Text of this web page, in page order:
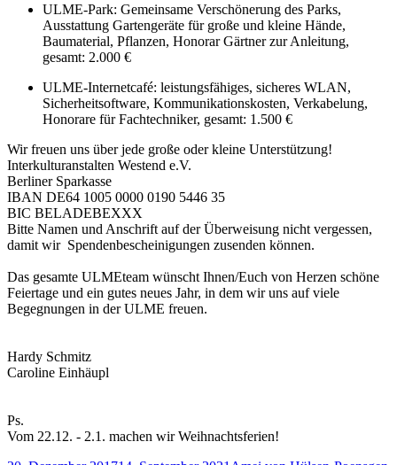
ULME-Park: Gemeinsame Verschönerung des Parks,
Ausstattung Gartengeräte für große und kleine Hände,
Baumaterial, Pflanzen, Honorar Gärtner zur Anleitung,
gesamt: 2.000 €
ULME-Internetcafé: leistungsfähiges, sicheres WLAN,
Sicherheitsoftware, Kommunikationskosten, Verkabelung,
Honorare für Fachtechniker, gesamt: 1.500 €
Wir freuen uns über jede große oder kleine Unterstützung!
Interkulturanstalten Westend e.V.
Berliner Sparkasse
IBAN DE64 1005 0000 0190 5446 35
BIC BELADEBEXXX
Bitte Namen und Anschrift auf der Überweisung nicht vergessen,
damit wir Spendenbescheinigungen zusenden können.
Das gesamte ULMEteam wünscht Ihnen/Euch von Herzen schöne
Feiertage und ein gutes neues Jahr, in dem wir uns auf viele
Begegnungen in der ULME freuen.
Hardy Schmitz
Caroline Einhäupl
Ps.
Vom 22.12. - 2.1. machen wir Weihnachtsferien!